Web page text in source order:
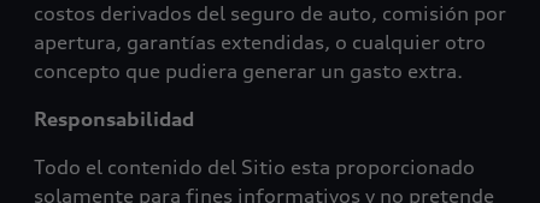
costos derivados del seguro de auto, comisión por
apertura, garantías extendidas, o cualquier otro
concepto que pudiera generar un gasto extra.
Responsabilidad
Todo el contenido del Sitio esta proporcionado
solamente para fines informativos y no pretende